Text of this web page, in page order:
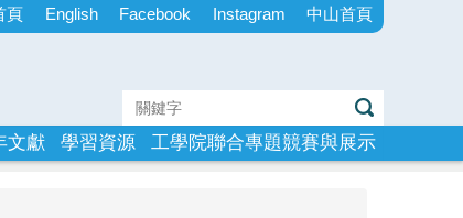
頁 English Facebook Instagram 中山首頁
工學院聯合專題競賽與展示
學習資源
文獻